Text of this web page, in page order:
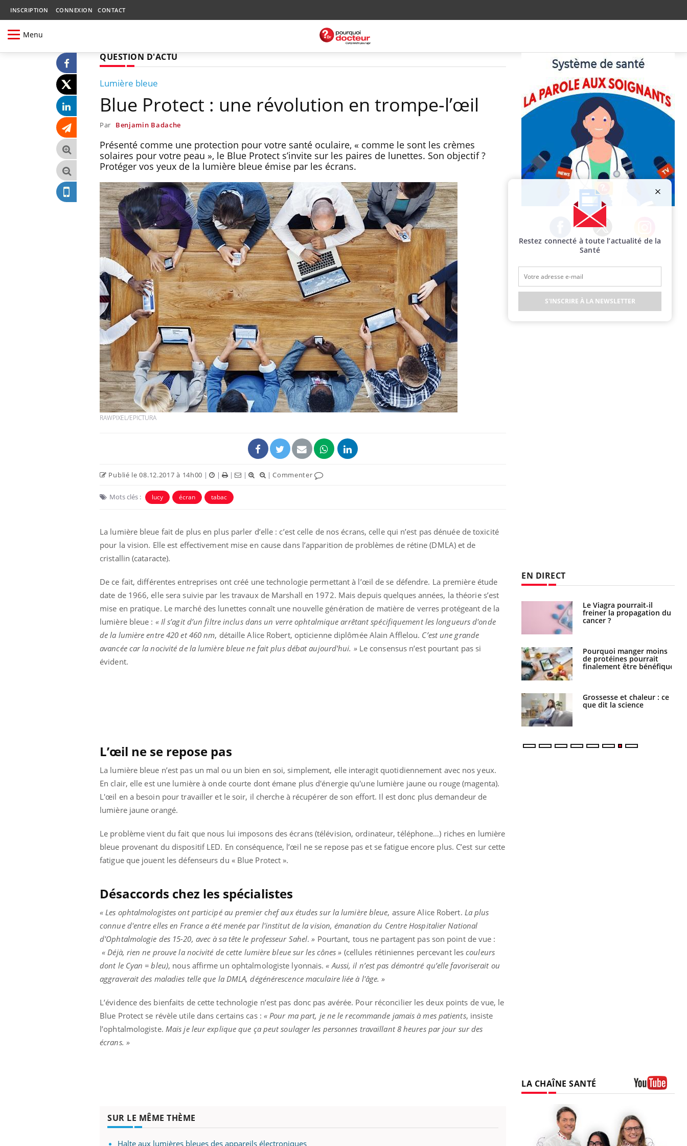
INSCRIPTION CONNEXION CONTACT
Menu
QUESTION D'ACTU
Lumière bleue
Blue Protect : une révolution en trompe-l’œil
Par Benjamin Badache
Présenté comme une protection pour votre santé oculaire, « comme le sont les crèmes
solaires pour votre peau », le Blue Protect s’invite sur les paires de lunettes. Son objectif ?
Protéger vos yeux de la lumière bleue émise par les écrans.
RAWPIXEL/EPICTURA
Publié le 08.12.2017 à 14h00 | | | | |Commenter
Mots clés : lucy écran tabac
La lumière bleue fait de plus en plus parler d’elle : c’est celle de nos écrans, celle qui n’est pas dénuée de toxicité
pour la vision. Elle est effectivement mise en cause dans l’apparition de problèmes de rétine (DMLA) et de
cristallin (cataracte).
De ce fait, différentes entreprises ont créé une technologie permettant à l’œil de se défendre. La première étude
date de 1966, elle sera suivie par les travaux de Marshall en 1972. Mais depuis quelques années, la théorie s’est
mise en pratique. Le marché des lunettes connaît une nouvelle génération de matière de verres protégeant de la
lumière bleue : « Il s’agit d’un filtre inclus dans un verre ophtalmique arrêtant spécifiquement les longueurs d'onde
de la lumière entre 420 et 460 nm, détaille Alice Robert, opticienne diplômée Alain Afflelou. C’est une grande
avancée car la nocivité de la lumière bleue ne fait plus débat aujourd'hui. »Le consensus n’est pourtant pas si
évident.
L’œil ne se repose pas
La lumière bleue n’est pas un mal ou un bien en soi, simplement, elle interagit quotidiennement avec nos yeux.
En clair, elle est une lumière à onde courte dont émane plus d'énergie qu'une lumière jaune ou rouge (magenta).
L'œil en a besoin pour travailler et le soir, il cherche à récupérer de son effort. Il est donc plus demandeur de
lumière jaune orangé.
Le problème vient du fait que nous lui imposons des écrans (télévision, ordinateur, téléphone…) riches en lumière
bleue provenant du dispositif LED. En conséquence, l’œil ne se repose pas et se fatigue encore plus. C’est sur cette
fatigue que jouent les défenseurs du « Blue Protect ».
Désaccords chez les spécialistes
« Les ophtalmologistes ont participé au premier chef aux études sur la lumière bleue, assure Alice Robert. La plus
connue d'entre elles en France a été menée par l'institut de la vision, émanation du Centre Hospitalier National
d'Ophtalmologie des 15-20, avec à sa tête le professeur Sahel.» Pourtant, tous ne partagent pas son point de vue :
« Déjà, rien ne prouve la nocivité de cette lumière bleue sur les cônes » (cellules rétiniennes percevant lescouleurs
dont le Cyan = bleu), nous affirme un ophtalmologiste lyonnais.« Aussi, il n’est pas démontré qu’elle favoriserait ou
aggraverait des maladies telle que la DMLA, dégénérescence maculaire liée à l'âge. »
L’évidence des bienfaits de cette technologie n’est pas donc pas avérée. Pour réconcilier les deux points de vue, le
Blue Protect se révèle utile dans certains cas : « Pour ma part, je ne le recommande jamais à mes patients, insiste
l’ophtalmologiste. Mais je leur explique que ça peut soulager les personnes travaillant 8 heures par jour sur des
écrans. »
SUR LE MÊME THÈME
Halte aux lumières bleues des appareils électroniques
Facebook Twitter Instagram
EN DIRECT
Toujours connectés :
comment le travail
empiète de plus en plus
sur nos soirées
Cancer colorectal : une
stratégie simple aurait
changé la donne au Pays
Les médicaments GLP-1
protègent-ils aussi les os
?
Cytomégalovirus : ce qui
VIH : la fin du comprimé
tous les jours se profile-t-
elle enfin ?
Pourquoi votre ventre
Le Viagra pourrait-il
freiner la propagation du
cancer ?
Pourquoi manger moins
de protéines pourrait
finalement être bénéfique
Grossesse et chaleur : ce
que dit la science
LA CHAÎNE SANTÉ
Restez connecté à toute l’actualité de la
Santé
S'INSCRIRE À LA NEWSLETTER